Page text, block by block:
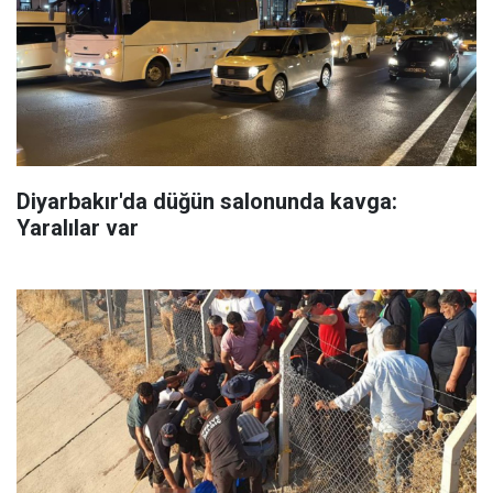
Diyarbakır'da düğün salonunda kavga:
Yaralılar var